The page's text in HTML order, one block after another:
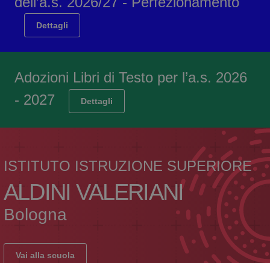
Dettagli
Adozioni Libri di Testo per l’a.s. 2026
- 2027
Dettagli
ISTITUTO ISTRUZIONE SUPERIORE
ALDINI VALERIANI
Bologna
Vai alla scuola